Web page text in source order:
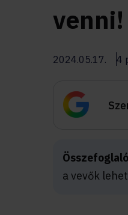
venni!
2024.05.17. 4
a vevők